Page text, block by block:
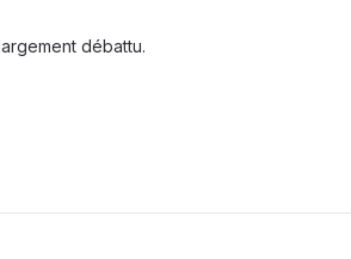
débattu.